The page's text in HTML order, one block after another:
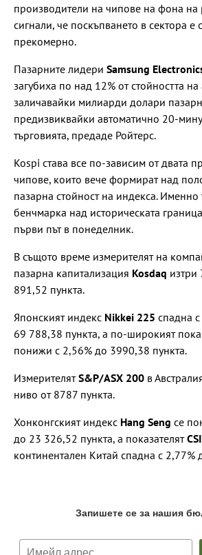
производители на чипове на фона на
сигнали, че поскъпването в сектора е
прекомерно.
Пазарните лидери Samsung
загубиха по над 12% от стойността
заличавайки милиарди долари
предизвиквайки автоматично 20-
търговията, предаде Ройтерс.
Kospi става все по-зависим от двата
чипове, които вече формират над
пазарна стойност на индекса. Именно
бенчмарка над историческата
първи път в понеделник.
В същото време измерителят на
пазарна капитализация Kosdaq изтри
891,52 пункта.
Японският индекс Nikkei 225 спадна
69 788,38 пункта, а по-широкият
понижи с 2,56% до 3990,38 пункта.
ИзмерителятS&P/ASX 200 в
ниво от 8787 пункта.
Хонконгският индекс Hang Seng се
до 23 326,52 пункта, а показателят
континентален Китай спадна с 2,77%